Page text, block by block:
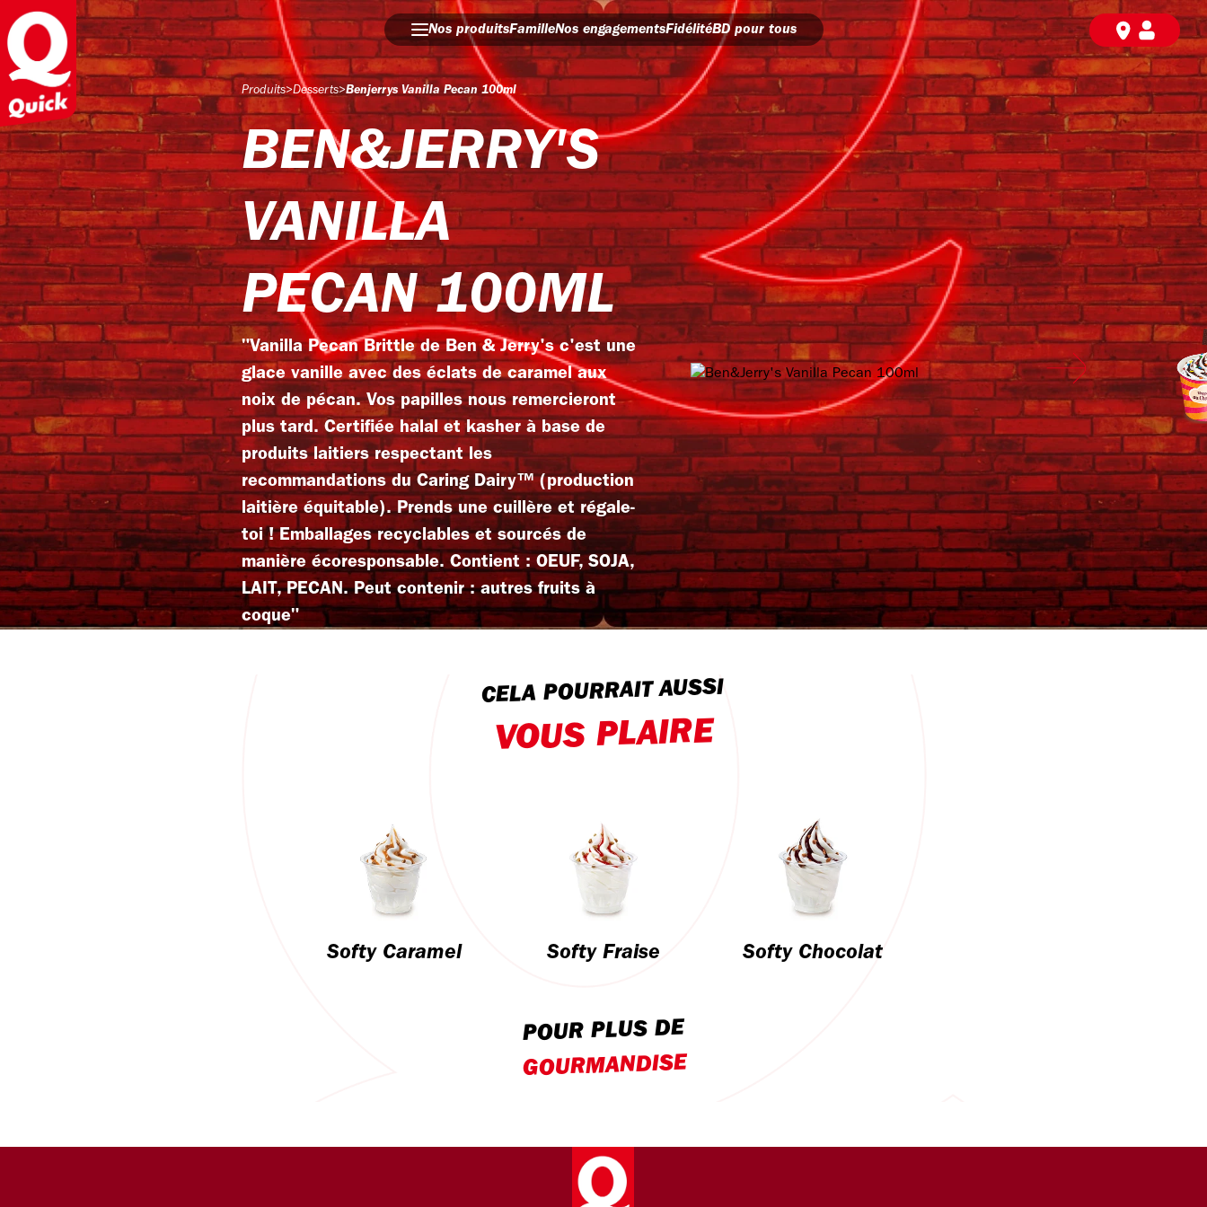
Nos produitsFamilleNos engagementsFidélitéBD pour tous
Produits>Desserts>Benjerrys Vanilla Pecan 100ml
BEN&JERRY'S
VANILLA
PECAN 100ML
"Vanilla Pecan Brittle de Ben & Jerry's c'est une
glace vanille avec des éclats de caramel aux
noix de pécan. Vos papilles nous remercieront
plus tard. Certifiée halal et kasher à base de
produits laitiers respectant les
recommandations du Caring Dairy™ (production
laitière équitable). Prends une cuillère et régale-
toi ! Emballages recyclables et sourcés de
manière écoresponsable. Contient : OEUF, SOJA,
LAIT, PECAN. Peut contenir : autres fruits à
coque"
CELA POURRAIT AUSSI
VOUS PLAIRE
Softy Caramel Softy Fraise Softy Chocolat
POUR PLUS DE
GOURMANDISE